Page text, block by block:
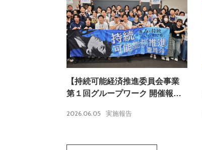
【持続可能経済推進委員会事業
第１回グループワーク 開催報
2026.06.05 実施報告